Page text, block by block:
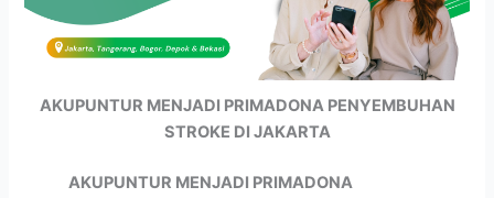
AKUPUNTUR MENJADI PRIMADONA PENYEMBUHAN
STROKE DI JAKARTA
AKUPUNTUR MENJADI PRIMADONA